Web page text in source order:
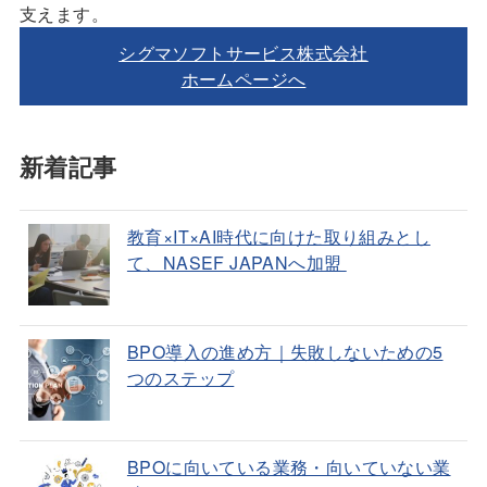
支えます。
シグマソフトサービス株式会社
ホームページへ
新着記事
教育×IT×AI時代に向けた取り組みとし
て、NASEF JAPANへ加盟
BPO導入の進め方｜失敗しないための5
つのステップ
BPOに向いている業務・向いていない業